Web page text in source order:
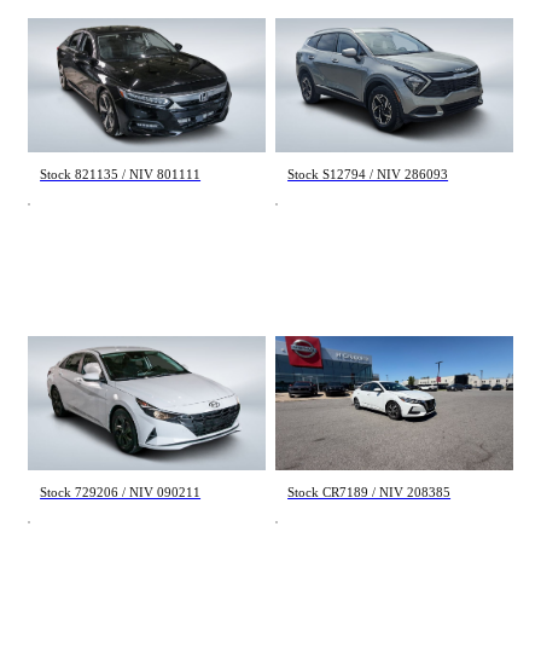
Honda Accord
Touring 2020
117 728 km
22 998 $
Stock 821135 / NIV 801111
Kia Sportage
LX 2024
89 479 km
Stock S12794 / NIV 286093
Hyundai Elantra
Preferred 2021
90 417 km
16 992 $
Stock 729206 / NIV 090211
Nissan Sentra
SV 2021
74 866 km
17 328 $
Stock CR7189 / NIV 208385